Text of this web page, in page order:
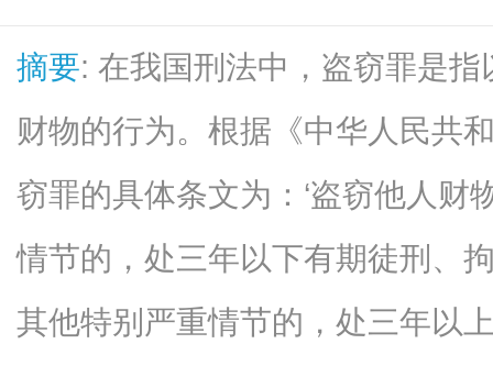
摘要: 在我国刑法中，盗窃罪是
财物的行为。根据《中华人民共
窃罪的具体条文为：‘盗窃他人财
情节的，处三年以下有期徒刑、
其他特别严重情节的，处三年以